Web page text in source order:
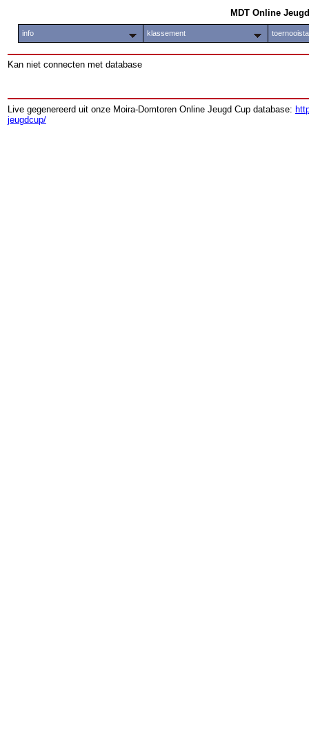
MDT Online
info klassement
Kan niet connecten met database
Live gegenereerd uit onze Moira-Domtoren Online Jeugd Cup database:
jeugdcup/